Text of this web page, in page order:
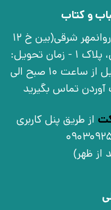
و کتاب
تهران، خ انقلاب، خ 12 فروردین، خ روانمهر شرقی(بین خ 12
فروردین و خ فخر رازی)، بن‌بست اوّل، پلاک 1 - زمان تحویل:
شنبه تا چهارشنبه به جز روزهای تعطیل از ساعت 10 صبح الی
از طریق پنل کاربری